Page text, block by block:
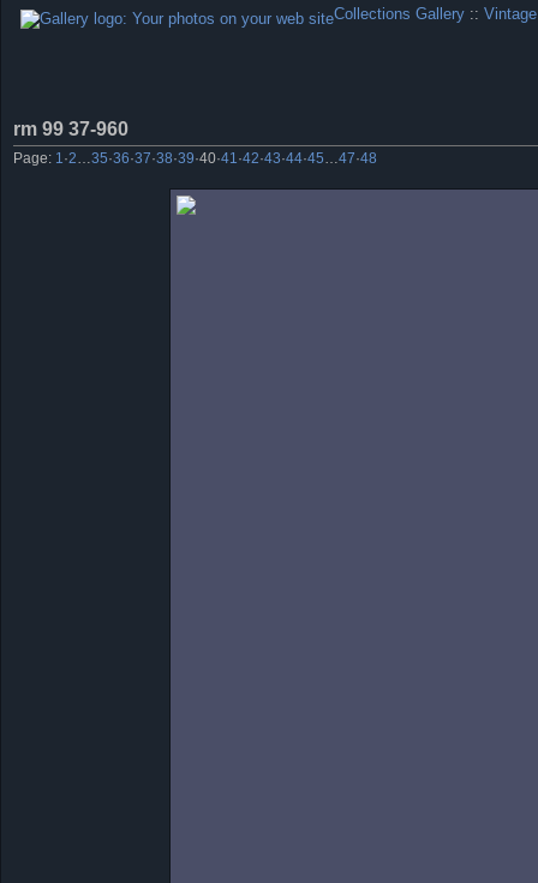
Collections Gallery ::
rm 99 37-960
Page: 1 ·2 35·36·37·38·39·40·41 ·42·43·44·45 47·48